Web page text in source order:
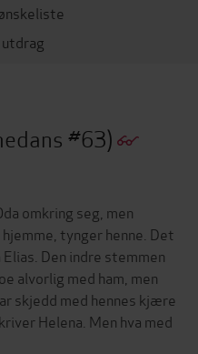
#63)
omkring seg, men
tynger henne. Det
Den indre stemmen
alvorlig med ham, men
skjedd med hennes kjære
Helena. Men hva med